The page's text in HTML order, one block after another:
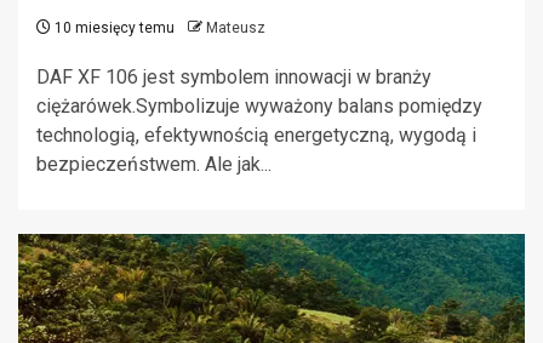
10 miesięcy temu Mateusz
DAF XF 106 jest symbolem innowacji w branży
ciężarówek.Symbolizuje wyważony balans pomiędzy
technologią, efektywnością energetyczną, wygodą i
bezpieczeństwem. Ale jak...